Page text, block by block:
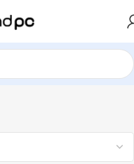
Discos SSD SSD Externa